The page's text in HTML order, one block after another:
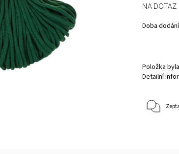
Položka
NA DOTAZ
Doba
Detailní